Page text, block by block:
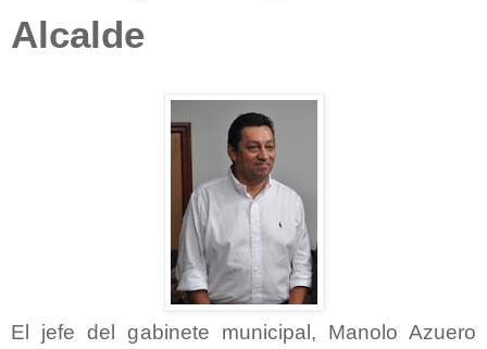
Alcalde
El jefe del gabinete municipal, Manolo Azuero